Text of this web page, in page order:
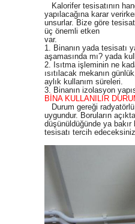
Kalorifer tesisatının
yapılacağına karar
unsurlar. Bize göre
üç önemli etken
var.
1. Binanın yada tesisatı
aşamasında mı? yada
2. Isıtma işleminin ne
ısıtılacak mekanın
aylık kullanım süreleri.
3. Binanın izolasyon
BİNA KULLANILIR
Durum gereği
uygundur. Boruların
düşünüldüğünde ya
tesisatı tercih edeceksiniz.